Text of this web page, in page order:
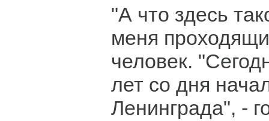
"А что здесь
меня
человек.
лет со дня
Ленинграда", -